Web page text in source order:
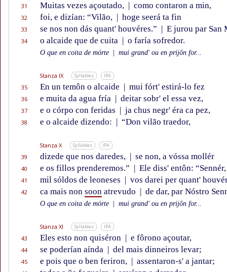
31 Muitas vezes açoutado, | como contaron a min,
32 foi, e dizían: “Vilão, | hoge seerá ta fin
33 se nos non dás quant' houvéres.” | E jurou par San
34 o alcaide que de cuita | o faría sofredor.
O que en coita de mórte mui grand' ou en prijôn for...
Stanza IX Syllables IPA
35 En un temôn o alcaide | mui fórt' estirá-lo fez
36 e muita da agua fría | deitar sobr' el essa vez,
37 e o córpo con feridas | ja chus negr' éra ca pez,
38 e o alcaide dizendo: | “Don vilão traedor,
Stanza X Syllables IPA
39 dizede que nos daredes, | se non, a vóssa mollér
40 e os fillos prenderemos.” | Ele diss' entôn: “Sennér,
41 mil sóldos de leoneses | vos darei per quant'
42 ca mais non soon atrevudo | de dar, par Nóstro
O que en coita de mórte mui grand' ou en prijôn for...
Stanza XI Syllables IPA
43 Eles esto non quiséron | e fôrono açoutar,
44 se poderían aínda | del mais dinneiros levar;
45 e pois que o ben feriron, | assentaron-s' a jantar;